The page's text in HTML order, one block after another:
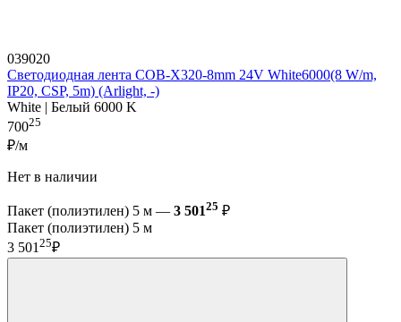
039020
Светодиодная лента COB-X320-8mm 24V White6000(8 W/m,
IP20, CSP, 5m) (Arlight, -)
White | Белый 6000 K
70025
₽/м
Нет в наличии
Пакет (полиэтилен) 5 м — 3 50125 ₽
Пакет (полиэтилен) 5 м
3 50125₽